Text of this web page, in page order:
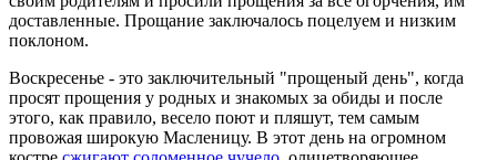
доставленные. Прощание заключалось поцелуем и низким
поклоном.
Воскресенье ‑ это заключительный "прощеный день", когда
просят прощения у родных и знакомых за обиды и после
этого, как правило, весело поют и пляшут, тем самым
провожая широкую Масленицу. В этот день на огромном